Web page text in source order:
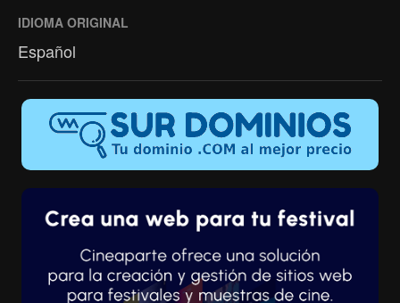
IDIOMA ORIGINAL
Español